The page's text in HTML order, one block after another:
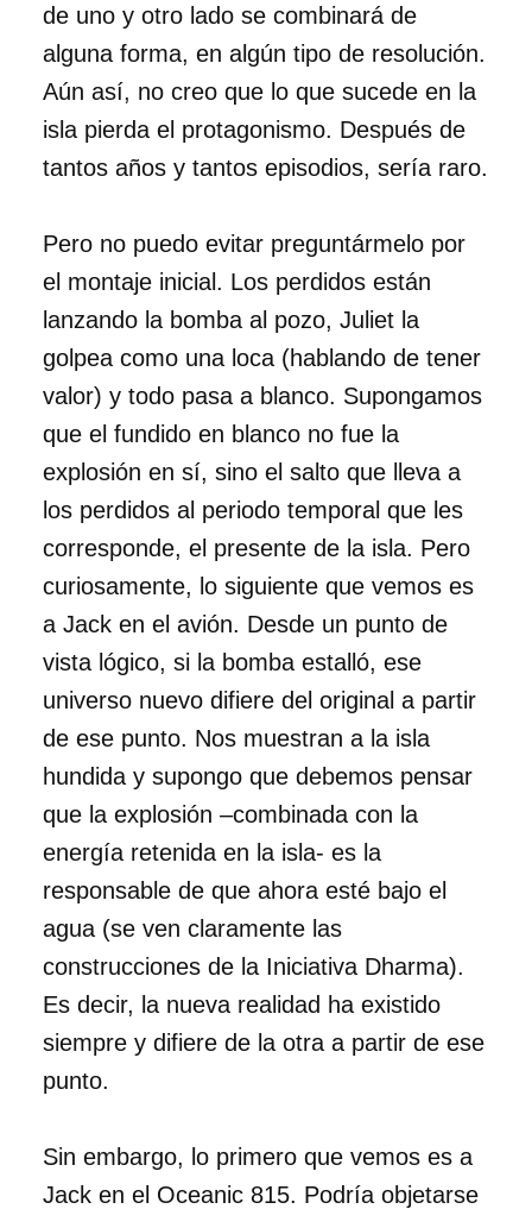
de uno y otro lado se combinará de
alguna forma, en algún tipo de resolución.
Aún así, no creo que lo que sucede en la
isla pierda el protagonismo. Después de
tantos años y tantos episodios, sería raro.
Pero no puedo evitar preguntármelo por
el montaje inicial. Los perdidos están
lanzando la bomba al pozo, Juliet la
golpea como una loca (hablando de tener
valor) y todo pasa a blanco. Supongamos
que el fundido en blanco no fue la
explosión en sí, sino el salto que lleva a
los perdidos al periodo temporal que les
corresponde, el presente de la isla. Pero
curiosamente, lo siguiente que vemos es
a Jack en el avión. Desde un punto de
vista lógico, si la bomba estalló, ese
universo nuevo difiere del original a partir
de ese punto. Nos muestran a la isla
hundida y supongo que debemos pensar
que la explosión –combinada con la
energía retenida en la isla- es la
responsable de que ahora esté bajo el
agua (se ven claramente las
construcciones de la Iniciativa Dharma).
Es decir, la nueva realidad ha existido
siempre y difiere de la otra a partir de ese
punto.
Sin embargo, lo primero que vemos es a
Jack en el Oceanic 815. Podría objetarse